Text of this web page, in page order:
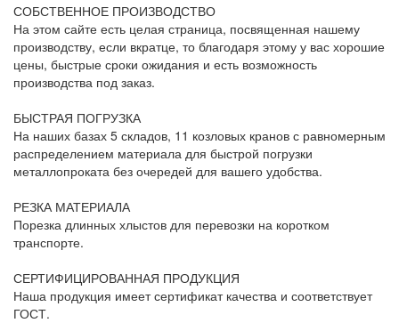
СОБСТВЕННОЕ ПРОИЗВОДСТВО
На этом сайте есть целая страница, посвященная нашему
производству, если вкратце, то благодаря этому у вас хорошие
цены, быстрые сроки ожидания и есть возможность
производства под заказ.
БЫСТРАЯ ПОГРУЗКА
На наших базах 5 складов, 11 козловых кранов с равномерным
распределением материала для быстрой погрузки
металлопроката без очередей для вашего удобства.
РЕЗКА МАТЕРИАЛА
Порезка длинных хлыстов для перевозки на коротком
транспорте.
СЕРТИФИЦИРОВАННАЯ ПРОДУКЦИЯ
Наша продукция имеет сертификат качества и соответствует
ГОСТ.